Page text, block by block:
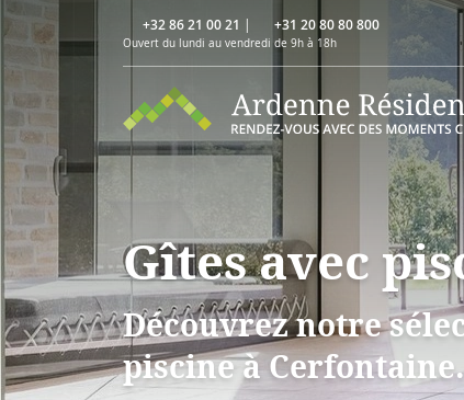
+32 86 21 00 21 | +31 20 80 80 800
Ouvert du lundi au vendredi de 9h à 18h
Gîtes avec
Découvrez notre
piscine à Cerfontaine.